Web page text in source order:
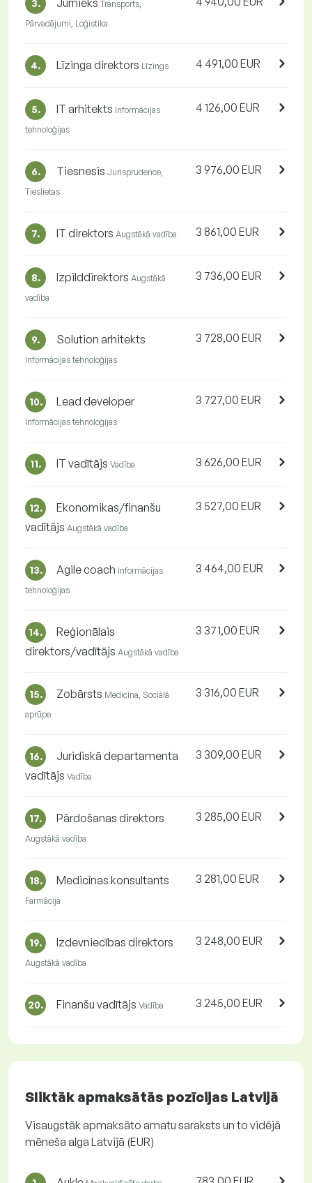
3. Jūrnieks Transports,
Pārvadājumi, Loģistika
4. Līzinga direktors Līzings 4 491,00 EUR
5. IT arhitekts Informācijas
tehnoloģijas
4 126,00 EUR
6. Tiesnesis Jurisprudence,
Tieslietas
3 976,00 EUR
7. IT direktors Augstākā vadība 3 861,00 EUR
8. Izpilddirektors Augstākā
vadība
3 736,00 EUR
9. Solution arhitekts
Informācijas tehnoloģijas
3 728,00 EUR
10. Lead developer
Informācijas tehnoloģijas
3 727,00 EUR
11. IT vadītājs Vadība 3 626,00 EUR
12.
Ekonomikas/finanšu
vadītājs Augstākā vadība
3 527,00 EUR
13. Agile coach Informācijas
tehnoloģijas
3 464,00 EUR
14.
Reģionālais
direktors/vadītājs Augstākā vadība
3 371,00 EUR
15. Zobārsts Medicīna, Sociālā
aprūpe
3 316,00 EUR
16.
Juridiskā departamenta
vadītājs Vadība
3 309,00 EUR
17. Pārdošanas direktors
Augstākā vadība
3 285,00 EUR
18. Medicīnas konsultants
Farmācija
3 281,00 EUR
19. Izdevniecības direktors
Augstākā vadība
3 248,00 EUR
20. Finanšu vadītājs Vadība 3 245,00 EUR
Sliktāk apmaksātās pozīcijas Latvijā
Visaugstāk apmaksāto amatu saraksts un to vidējā
mēneša alga Latvijā (EUR)